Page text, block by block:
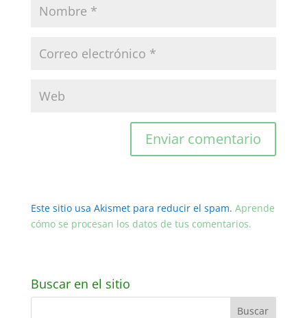
Este sitio usa Akismet para reducir el spam. Aprende
cómo se procesan los datos de tus comentarios.
Buscar en el sitio